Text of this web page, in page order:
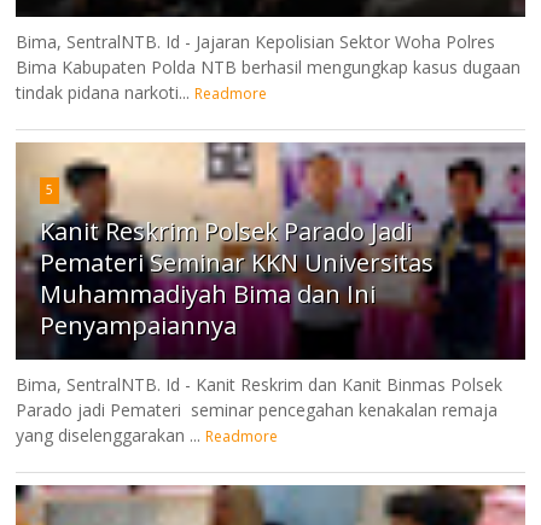
Bima, SentralNTB. Id - Jajaran Kepolisian Sektor Woha Polres
Bima Kabupaten Polda NTB berhasil mengungkap kasus dugaan
tindak pidana narkoti... Readmore
5
Kanit Reskrim Polsek Parado Jadi
Pemateri Seminar KKN Universitas
Muhammadiyah Bima dan Ini
Penyampaiannya
Bima, SentralNTB. Id - Kanit Reskrim dan Kanit Binmas Polsek
Parado jadi Pemateri seminar pencegahan kenakalan remaja
yang diselenggarakan ... Readmore